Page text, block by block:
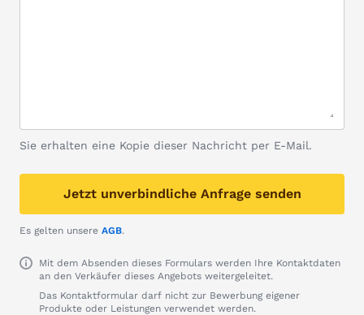
Sie erhalten eine Kopie dieser Nachricht per E-Mail.
Jetzt unverbindliche Anfrage senden
Es gelten unsere AGB.
Mit dem Absenden dieses Formulars werden Ihre Kontaktdaten
an den Verkäufer dieses Angebots weitergeleitet.
Das Kontaktformular darf nicht zur Bewerbung eigener
Produkte oder Leistungen verwendet werden.